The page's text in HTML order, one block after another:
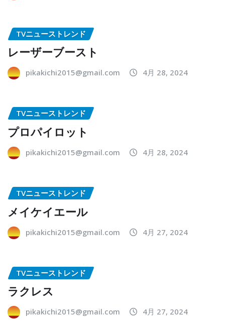
TVニューストレンド
レーザーブースト
pikakichi2015@gmail.com 4月 28, 2024
TVニューストレンド
プロパイロット
pikakichi2015@gmail.com 4月 28, 2024
TVニューストレンド
メイケイエール
pikakichi2015@gmail.com 4月 27, 2024
TVニューストレンド
ラクレス
pikakichi2015@gmail.com 4月 27, 2024